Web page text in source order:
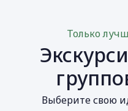
Только
Выберите свою